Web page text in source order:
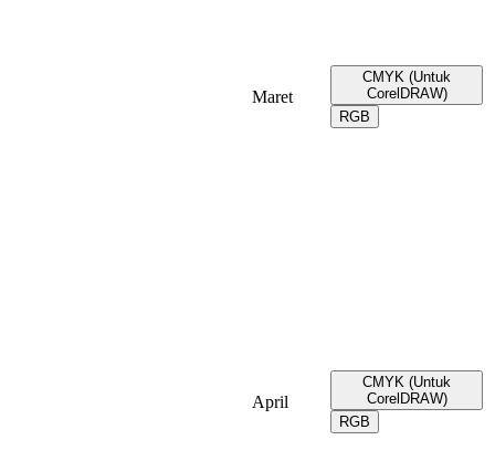
Maret
CMYK (Untuk
CorelDRAW)
RGB
April
CMYK (Untuk
CorelDRAW)
RGB